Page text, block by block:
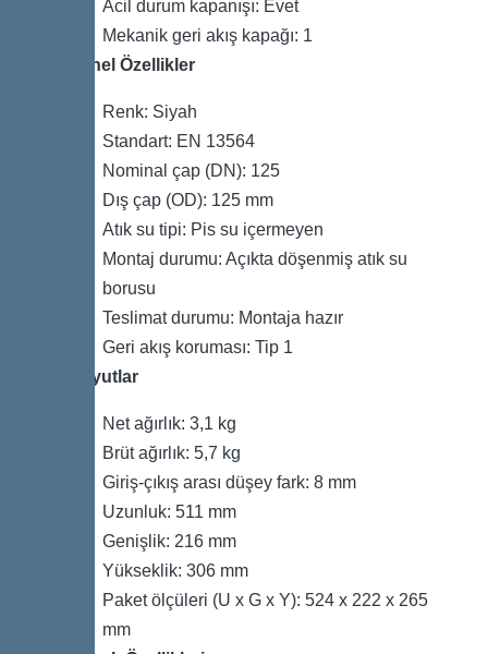
Acil durum kapanışı: Evet
Mekanik geri akış kapağı: 1
Genel Özellikler
Renk: Siyah
Standart: EN 13564
Nominal çap (DN): 125
Dış çap (OD): 125 mm
Atık su tipi: Pis su içermeyen
Montaj durumu: Açıkta döşenmiş atık su
borusu
Teslimat durumu: Montaja hazır
Geri akış koruması: Tip 1
Boyutlar
Net ağırlık: 3,1 kg
Brüt ağırlık: 5,7 kg
Giriş-çıkış arası düşey fark: 8 mm
Uzunluk: 511 mm
Genişlik: 216 mm
Yükseklik: 306 mm
Paket ölçüleri (U x G x Y): 524 x 222 x 265
mm